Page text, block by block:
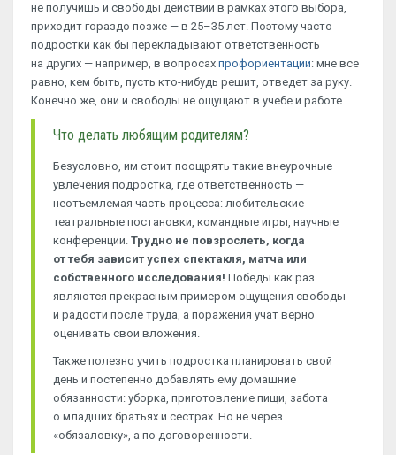
не получишь и свободы действий в рамках этого выбора,
приходит гораздо позже — в 25–35 лет. Поэтому часто
подростки как бы перекладывают ответственность
на других — например, в вопросах профориентации: мне все
равно, кем быть, пусть кто-нибудь решит, отведет за руку.
Конечно же, они и свободы не ощущают в учебе и работе.
Что делать любящим родителям?
Безусловно, им стоит поощрять такие внеурочные
увлечения подростка, где ответственность —
неотъемлемая часть процесса: любительские
театральные постановки, командные игры, научные
конференции. Трудно не повзрослеть, когда
от тебя зависит успех спектакля, матча или
собственного исследования! Победы как раз
являются прекрасным примером ощущения свободы
и радости после труда, а поражения учат верно
оценивать свои вложения.
Также полезно учить подростка планировать свой
день и постепенно добавлять ему домашние
обязанности: уборка, приготовление пищи, забота
о младших братьях и сестрах. Но не через
«обязаловку», а по договоренности.